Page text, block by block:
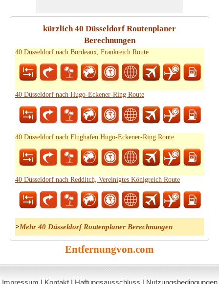
kürzlich 40 Düsseldorf Routenplaner
Berechnungen
40 Düsseldorf nach Bordeaux, Frankreich Route
40 Düsseldorf nach Hugo-Eckener-Ring Route
40 Düsseldorf nach Flughafen Hugo-Eckener-Ring Route
40 Düsseldorf nach Redditch, Vereinigtes Königreich Route
>Mehr 40 Düsseldorf Routenplaner Berechnungen
Entfernungvon.com
Impressum | Kontakt| Haftungsausschluss | Nutzungsbedingungen